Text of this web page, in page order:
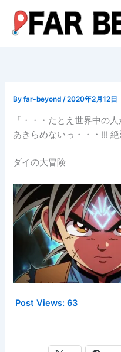
ス
Byfar-beyond/2020年2月12日
「・・・たとえ世界中の
あきらめないっ・・・!!!
ダイの大冒険
Post Views: 63